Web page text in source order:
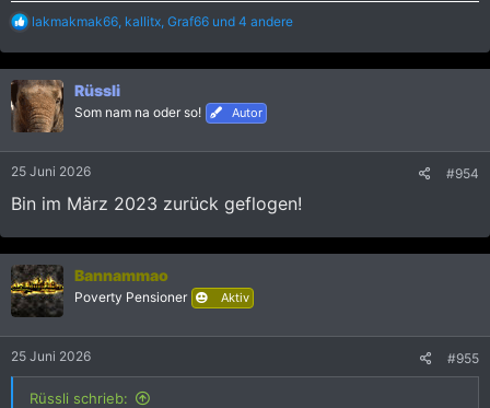
R
a
k
t
i
o
n
lakmakmak66 kallitx Graf66 und 4 andere
Rüssli
Som nam na oder so! Autor
25 Juni 2026 #954
Bin im März 2023 zurück geflogen!
Bannammao
Poverty Pensioner Aktiv
25 Juni 2026 #955
Rüssli schrieb: